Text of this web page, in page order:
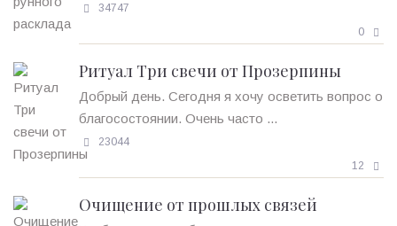
34747
0
Ритуал Три свечи от Прозерпины
Добрый день. Сегодня я хочу осветить вопрос о
благосостоянии. Очень часто ...
23044
12
Очищение от прошлых связей